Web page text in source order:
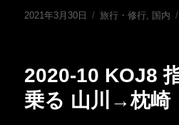
投
2021年3月30日
カ
旅行・修行, 国内
2020-10 KOJ8
乗る 山川→枕崎